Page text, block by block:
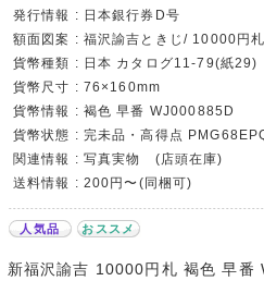
発行情報 : 日本銀行券D号
額面図案 : 福沢諭吉ときじ/ 10000円札
貨幣種類 : 日本 カタログ11-79(紙29)
貨幣尺寸 : 76×160mm
貨幣情報 : 褐色 早番 WJ000885D
貨幣状態 : 完未品・高得点
関連情報 : 写真実物 (店頭在庫)
送料情報 : 200円〜(同梱可)
人気品 おススメ
新福沢諭吉 10000円札 褐色 早番